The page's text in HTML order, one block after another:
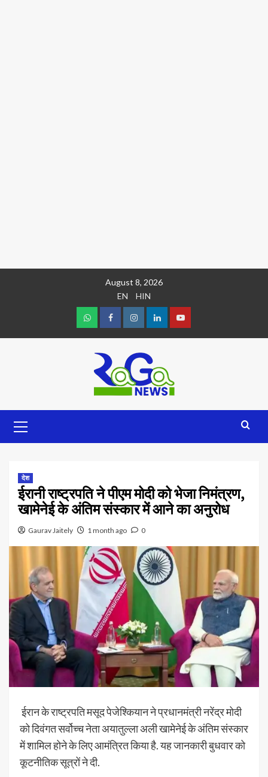
August 8, 2026
EN
HIN
देश
ईरानी राष्ट्रपति ने पीएम मोदी को भेजा निमंत्रण,
खामेनेई के अंतिम संस्कार में आने का अनुरोध
Gaurav Jaitely 1 month ago 0
ईरान के राष्ट्रपति मसूद पेजेश्कियान ने प्रधानमंत्री नरेंद्र मोदी
को दिवंगत सर्वोच्च नेता अयातुल्ला अली खामेनेई के अंतिम संस्कार
में शामिल होने के लिए आमंत्रित किया है. यह जानकारी बुधवार को
कूटनीतिक सूत्रों ने दी.